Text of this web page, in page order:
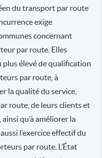
du transport par route
exige
concernant
par route. Elles
élevé de qualification
par route, à
la qualité du service,
route, de leurs clients et
qu’à améliorer la
l’exercice effectif du
par route. L’État